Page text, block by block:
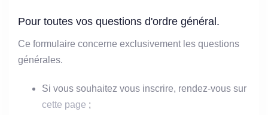
Pour toutes vos questions d'ordre général.
Ce formulaire concerne exclusivement les questions
générales.
Si vous souhaitez vous inscrire, rendez-vous sur
cette page ;